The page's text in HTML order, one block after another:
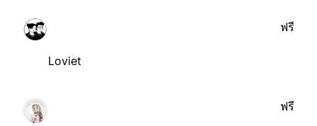
Loviet
ฟรี
ฟรี